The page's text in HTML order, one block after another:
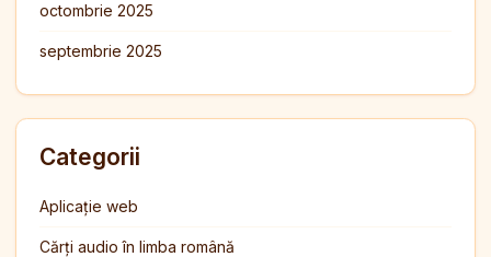
octombrie 2025
septembrie 2025
Categorii
Aplicație web
Cărți audio în limba română